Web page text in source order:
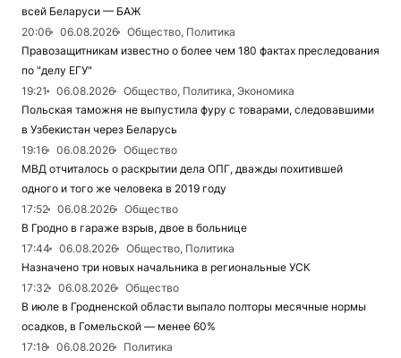
всей Беларуси — БАЖ
20:06
06.08.2026
Общество, Политика
Правозащитникам известно о более чем 180 фактах преследования
по "делу ЕГУ"
19:21
06.08.2026
Общество, Политика, Экономика
Польская таможня не выпустила фуру с товарами, следовавшими
в Узбекистан через Беларусь
19:16
06.08.2026
Общество
МВД отчиталось о раскрытии дела ОПГ, дважды похитившей
одного и того же человека в 2019 году
17:52
06.08.2026
Общество
В Гродно в гараже взрыв, двое в больнице
17:44
06.08.2026
Общество, Политика
Назначено три новых начальника в региональные УСК
17:32
06.08.2026
Общество
В июле в Гродненской области выпало полторы месячные нормы
осадков, в Гомельской — менее 60%
17:18
06.08.2026
Политика